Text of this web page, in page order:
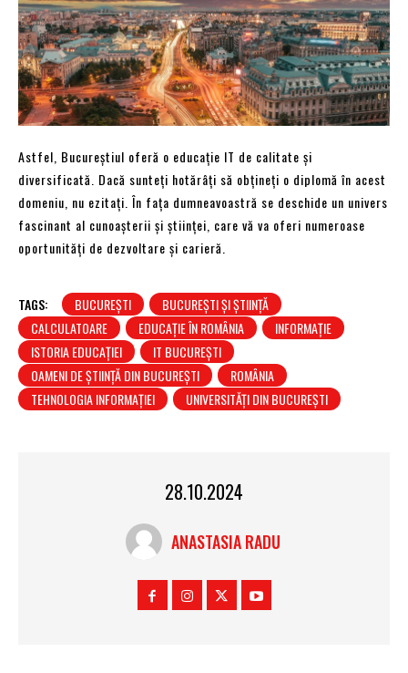
Astfel, Bucureștiul oferă o educație IT de calitate și
diversificată. Dacă sunteți hotărâți să obțineți o diplomă în acest
domeniu, nu ezitați. În fața dumneavoastră se deschide un univers
fascinant al cunoașterii și științei, care vă va oferi numeroase
oportunități de dezvoltare și carieră.
TAGS: BUCUREȘTI
BUCUREȘTI ȘI ȘTIINȚĂ
CALCULATOARE
EDUCAȚIE ÎN ROMÂNIA
INFORMAȚIE
ISTORIA EDUCAȚIEI
IT BUCUREȘTI
OAMENI DE ȘTIINȚĂ DIN BUCUREȘTI
ROMÂNIA
TEHNOLOGIA INFORMAȚIEI
UNIVERSITĂȚI DIN BUCUREȘTI
28.10.2024
ANASTASIA RADU